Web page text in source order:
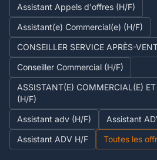
Assistant Appels d'offres (H/F)
Assistant(e) Commercial(e) (H/F)
CONSEILLER SERVICE APRÈS-
Conseiller Commercial (H/F)
ASSISTANT(E) COMMERCIAL(E)
(H/F)
Assistant adv (H/F)
Assistant
Assistant ADV H/F
Toutes les